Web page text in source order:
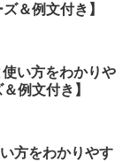
＆例文付き】
い方をわかりや
例文付き】
方をわかりやす